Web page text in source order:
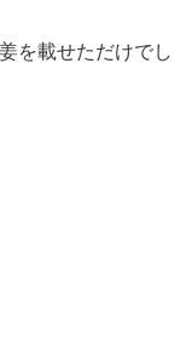
を載せただけでし